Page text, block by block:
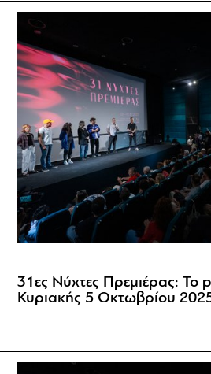
31ες Νύχτες Πρεμιέρας: Το
Κυριακής 5 Οκτωβρίου